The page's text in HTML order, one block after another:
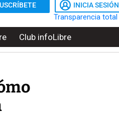
INICIA SESIÓN
Transparencia total
Club infoLibre